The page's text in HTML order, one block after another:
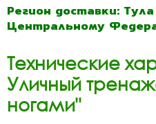
Регион доставки:
Центральному
Технические
Уличный
ногами"